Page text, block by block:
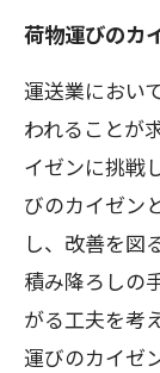
荷物運びのカ
運送業におい
われることが
イゼンに挑戦
びのカイゼン
し、改善を図
積み降ろしの
がる工夫を考
運びのカイゼ